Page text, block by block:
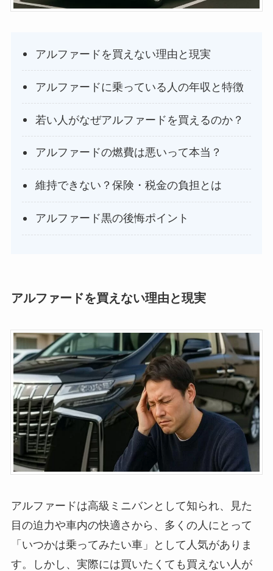
アルファードを買えない理由と現実
アルファードに乗っている人の年収と特徴
若い人がなぜアルファードを買えるのか？
アルファードの燃費は悪いって本当？
維持できない？保険・税金の負担とは
アルファード黒の後悔ポイント
アルファードを買えない理由と現実
アルファードは高級ミニバンとして知られ、見た
目の迫力や車内の快適さから、多くの人にとって
「いつかは乗ってみたい車」として人気がありま
す。しかし、実際には買いたくても買えない人が